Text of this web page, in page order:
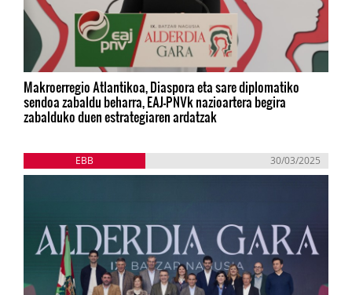
Makroerregio Atlantikoa, Diaspora eta sare diplomatiko
sendoa zabaldu beharra, EAJ-PNVk nazioartera begira
zabalduko duen estrategiaren ardatzak
EBB 30/03/2025